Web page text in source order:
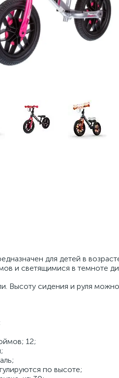
для детей в
и светящимися в темноте
Высоту сидения и руля
12;
по высоте;